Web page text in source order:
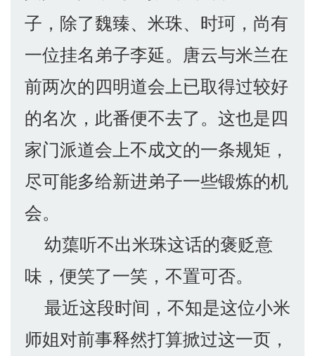
子，除了魏臻、米珠、时珂，尚有
一位挂名弟子李延。唐云与米兰在
前两次的四明道会上已取得过较好
的名次，此番便不去了。这也是四
家门派道会上不成文的一条规矩，
尽可能多给新进弟子一些锻炼的机
会。
幼蕖听不出米珠这话的褒贬意
味，便笑了一笑，不置可否。
最近这段时间，不知是这位小米
师姐对前事释然打算掀过这一页，